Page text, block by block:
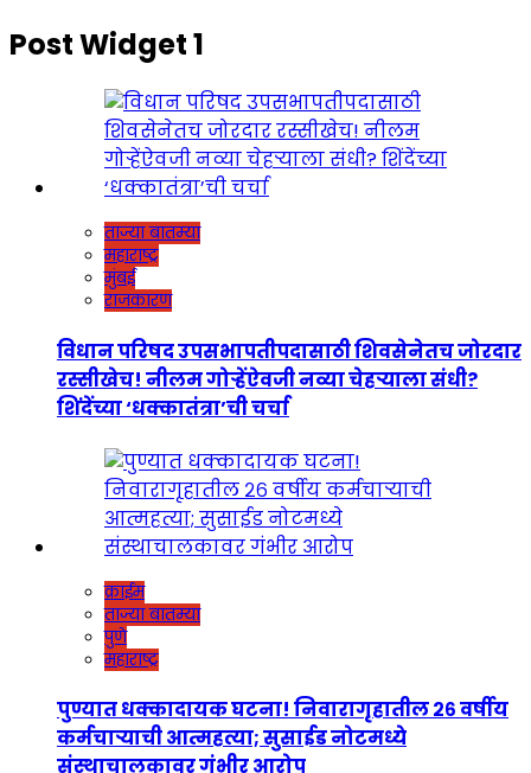
Post Widget 1
ताज्या बातम्या
महाराष्ट्र
मुंबई
राजकारण
विधान परिषद उपसभापतीपदासाठी शिवसेनेतच जोरदार
रस्सीखेच! नीलम गोऱ्हेंऐवजी नव्या चेहऱ्याला संधी?
शिंदेंच्या ‘धक्कातंत्रा’ची चर्चा
क्राईम
ताज्या बातम्या
पुणे
महाराष्ट्र
पुण्यात धक्कादायक घटना! निवारागृहातील २६ वर्षीय
कर्मचाऱ्याची आत्महत्या; सुसाईड नोटमध्ये
संस्थाचालकावर गंभीर आरोप